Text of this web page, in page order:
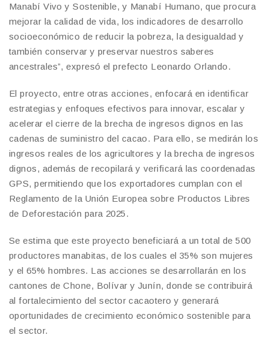
Manabí Vivo y Sostenible, y Manabí Humano, que procura
mejorar la calidad de vida, los indicadores de desarrollo
socioeconómico de reducir la pobreza, la desigualdad y
también conservar y preservar nuestros saberes
ancestrales”, expresó el prefecto Leonardo Orlando.
El proyecto, entre otras acciones, enfocará en identificar
estrategias y enfoques efectivos para innovar, escalar y
acelerar el cierre de la brecha de ingresos dignos en las
cadenas de suministro del cacao. Para ello, se medirán los
ingresos reales de los agricultores y la brecha de ingresos
dignos, además de recopilará y verificará las coordenadas
GPS, permitiendo que los exportadores cumplan con el
Reglamento de la Unión Europea sobre Productos Libres
de Deforestación para 2025.
Se estima que este proyecto beneficiará a un total de 500
productores manabitas, de los cuales el 35% son mujeres
y el 65% hombres. Las acciones se desarrollarán en los
cantones de Chone, Bolívar y Junín, donde se contribuirá
al fortalecimiento del sector cacaotero y generará
oportunidades de crecimiento económico sostenible para
el sector.